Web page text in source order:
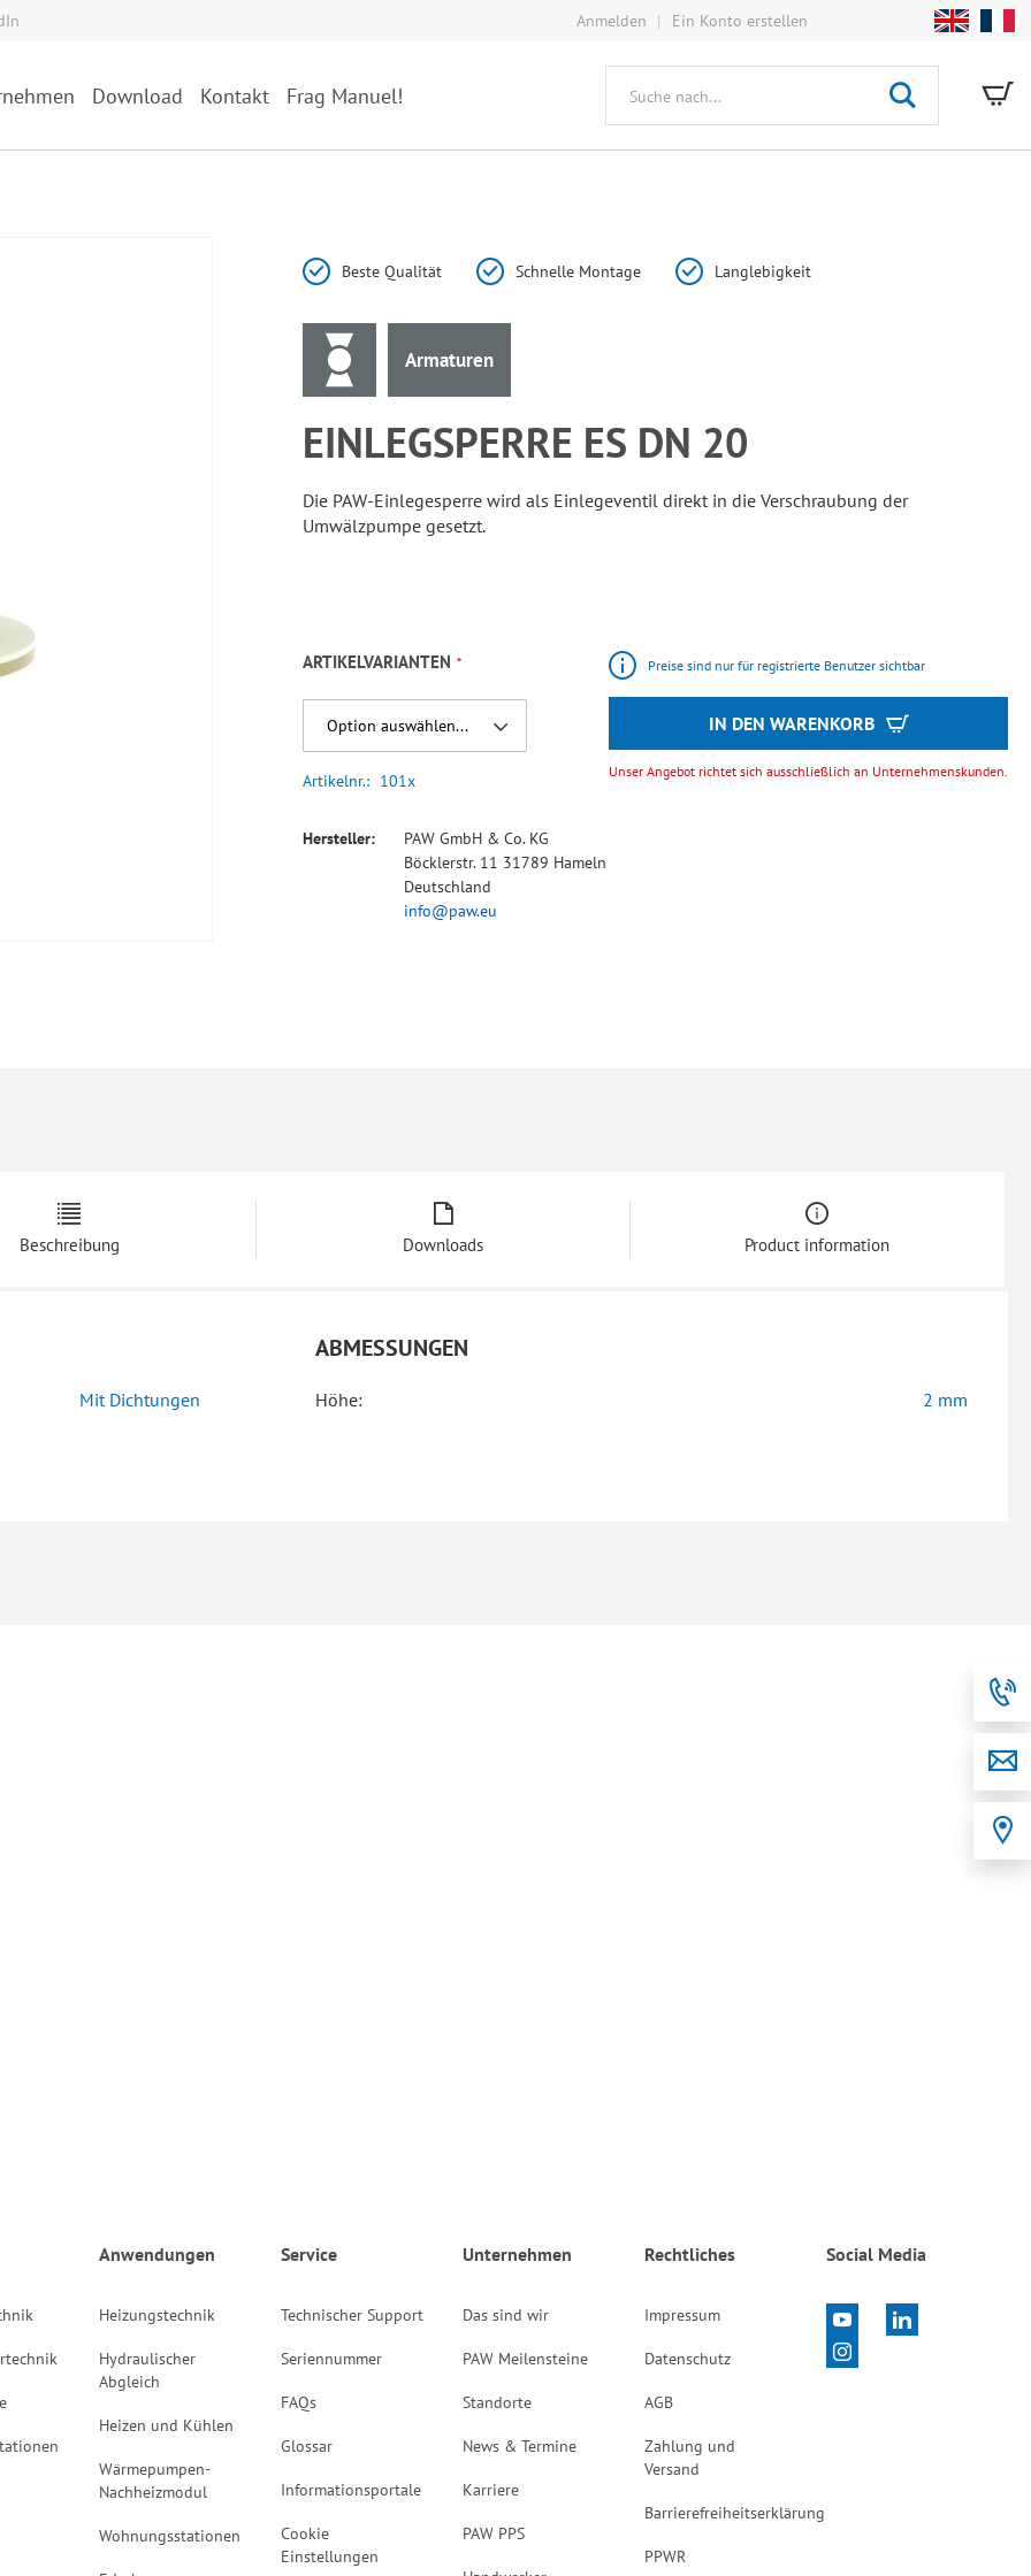
Anmelden Ein Konto erstellen
Download Kontakt Frag Manuel!
Suche
Beste Qualität Schnelle Montage Langlebigkeit
Armaturen
EINLEGSPERRE ES DN 20
Die PAW-Einlegesperre wird als Einlegeventil direkt in die Verschraubung der
Umwälzpumpe gesetzt.
ARTIKELVARIANTEN
Artikelnr. 101x
Preise sind nur für registrierte Benutzer sichtbar
IN DEN WARENKORB
Unser Angebot richtet sich ausschließlich an Unternehmenskunden.
Hersteller:
PAW GmbH & Co. KG
Böcklerstr. 11 31789 Hameln
Deutschland
info@paw.eu
Mit Dichtungen
ABMESSUNGEN
Höhe: 2 mm
Beschreibung Downloads Product information
Anwendungen
Heizungstechnik
Hydraulischer
Abgleich
Heizen und Kühlen
Wärmepumpen-
Nachheizmodul
Wohnungsstationen
Service
Technischer Support
Seriennummer
FAQs
Glossar
Informationsportale
Cookie
Einstellungen
Unternehmen
Das sind wir
PAW Meilensteine
Standorte
News & Termine
Karriere
PAW PPS
Rechtliches
Impressum
Datenschutz
AGB
Zahlung und
Versand
Barrierefreiheitserklärung
PPWR
Social Media